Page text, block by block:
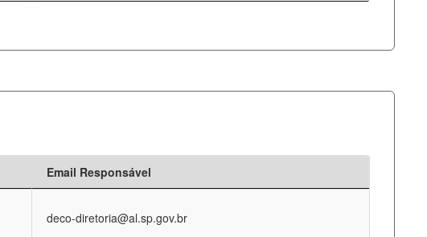
Email Responsável
deco-diretoria@al.sp.gov.br